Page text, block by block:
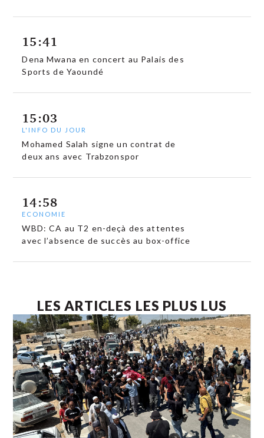
15:41
Dena Mwana en concert au Palais des
Sports de Yaoundé
15:03
L'INFO DU JOUR
Mohamed Salah signe un contrat de
deux ans avec Trabzonspor
14:58
ECONOMIE
WBD: CA au T2 en-deçà des attentes
avec l’absence de succès au box-office
LES ARTICLES LES PLUS LUS